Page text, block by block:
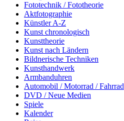
Fototechnik / Fototheorie
Aktfotographie
Künstler A-Z
Kunst chronologisch
Kunsttheorie
Kunst nach Ländern
Bildnerische Techniken
Kunsthandwerk
Armbanduhren
Automobil / Motorrad / Fahrrad
DVD / Neue Medien
Spiele
Kalender